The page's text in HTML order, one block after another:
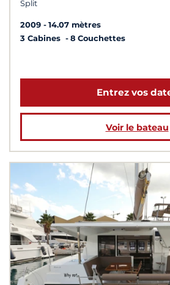
Split
2009
14.07 mètres
3 Cabines
8 Couchettes
Entrez vos
Voir le bateau